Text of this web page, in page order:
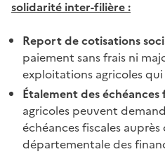
solidarité inter-filière :
Report de cotisations
paiement sans frais ni
exploitations agricoles
Étalement des échéances
agricoles peuvent
échéances fiscales
départementale des